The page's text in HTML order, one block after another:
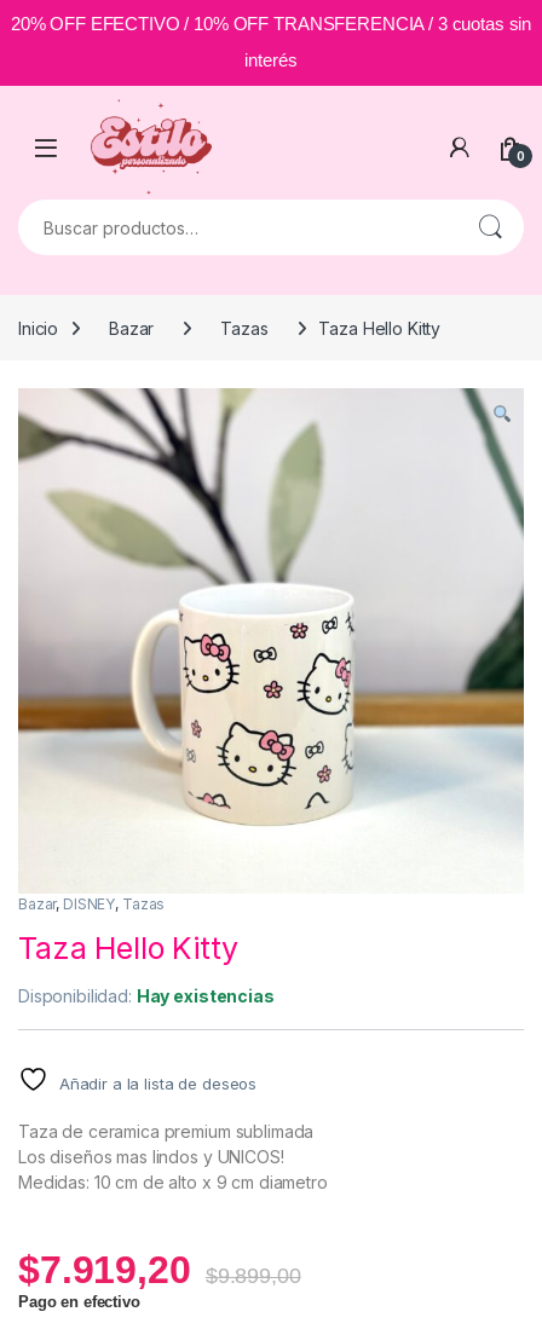
20% OFF EFECTIVO / 10% OFF TRANSFERENCIA / 3 cuotas sin
interés
Skip to navigation
0
Buscar por:
Inicio Bazar Tazas Taza Hello Kitty
Bazar, DISNEY, Tazas
Taza Hello Kitty
Disponibilidad: Hay existencias
Añadir a la lista de deseos
Taza de ceramica premium sublimada
Los diseños mas lindos y UNICOS!
Medidas: 10 cm de alto x 9 cm diametro
$7.919,20 $9.899,00
Pago en efectivo